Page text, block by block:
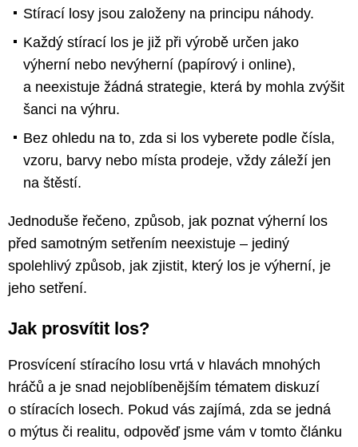
Stírací losy jsou založeny na principu náhody.
Každý stírací los je již při výrobě určen jako
výherní nebo nevýherní (papírový i online),
a neexistuje žádná strategie, která by mohla zvýšit
šanci na výhru.
Bez ohledu na to, zda si los vyberete podle čísla,
vzoru, barvy nebo místa prodeje, vždy záleží jen
na štěstí.
Jednoduše řečeno, způsob, jak poznat výherní los
před samotným setřením neexistuje – jediný
spolehlivý způsob, jak zjistit, který los je výherní, je
jeho setření.
Jak prosvítit los?
Prosvícení stíracího losu vrtá v hlavách mnohých
hráčů a je snad nejoblíbenějším tématem diskuzí
o stíracích losech. Pokud vás zajímá, zda se jedná
o mýtus či realitu, odpověď jsme vám v tomto článku